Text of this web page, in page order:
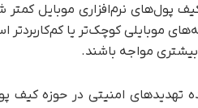
پول‌های نرم‌افزاری موبایل
موبایلی کوچک‌تر یا
مواجه باشند.